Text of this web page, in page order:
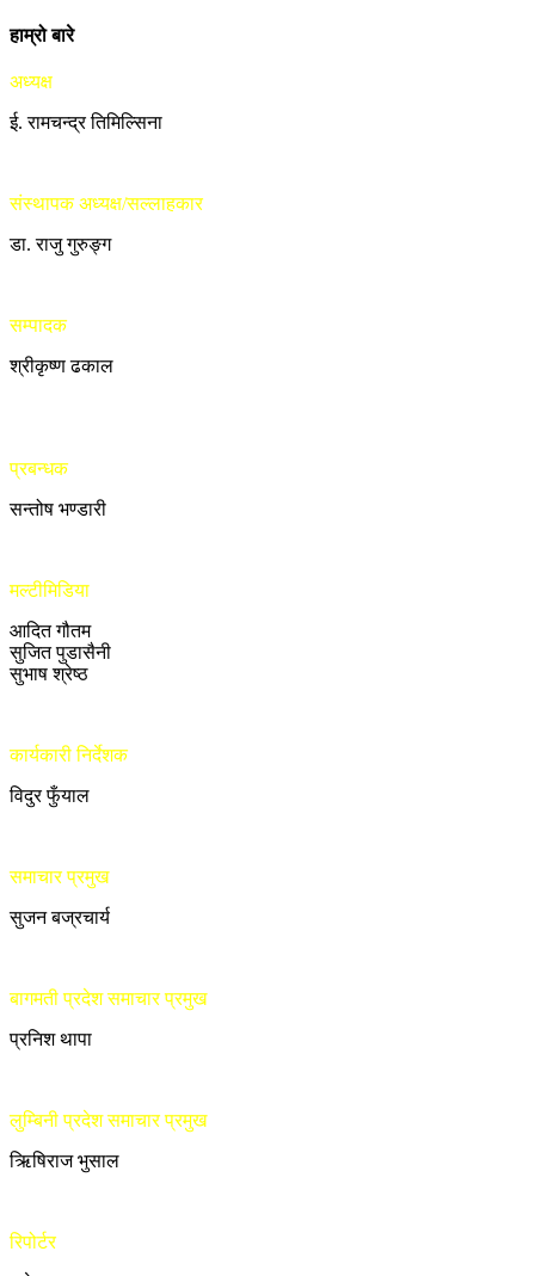
हाम्रो बारे
अध्यक्ष
ई. रामचन्द्र तिमिल्सिना
संस्थापक अध्यक्ष/सल्लाहकार
डा. राजु गुरुङ्ग
सम्पादक
श्रीकृष्ण ढकाल
प्रबन्धक
सन्तोष भण्डारी
मल्टीमिडिया
आदित गौतम
सुजित पुडासैनी
सुभाष श्रेष्ठ
कार्यकारी निर्देशक
विदुर फुँयाल
समाचार प्रमुख
सुजन बज्रचार्य
बागमती प्रदेश समाचार प्रमुख
प्रनिश थापा
लुम्बिनी प्रदेश समाचार प्रमुख
ऋिषिराज भुसाल
रिपोर्टर